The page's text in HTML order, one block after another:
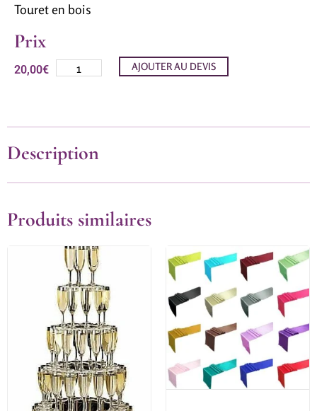
Touret en bois
Prix
20,00€ AJOUTER AU DEVIS
Description
Produits similaires